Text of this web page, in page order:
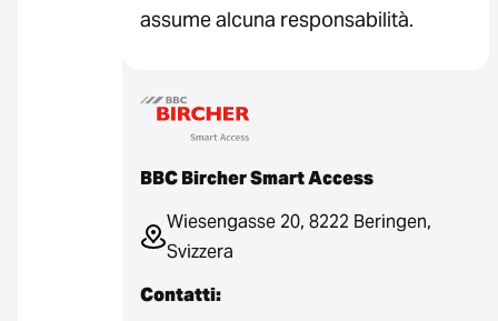
assume alcuna responsabilità.
BBC Bircher Smart Access
Wiesengasse 20, 8222 Beringen,
Svizzera
Contatti: